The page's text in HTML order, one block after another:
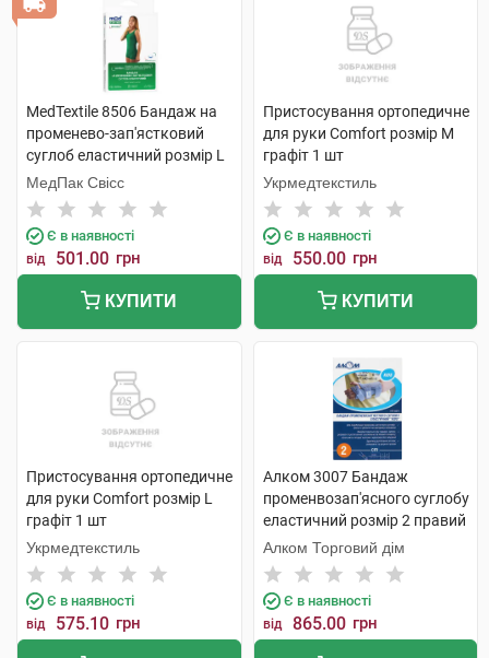
MedTextile 8506 Бандаж на
променево-зап'ястковий
суглоб еластичний розмір L
1 шт
МедПак Свісс
Є в наявності
від 501.00 грн
КУПИТИ
Пристосування ортопедичне
для руки Comfort розмір M
графіт 1 шт
Укрмедтекстиль
Є в наявності
від 550.00 грн
КУПИТИ
Пристосування ортопедичне
для руки Comfort розмір L
графіт 1 шт
Укрмедтекстиль
Є в наявності
від 575.10 грн
Алком 3007 Бандаж
променвозап'ясного суглобу
еластичний розмір 2 правий
1 шт
Алком Торговий дім
Є в наявності
від 865.00 грн